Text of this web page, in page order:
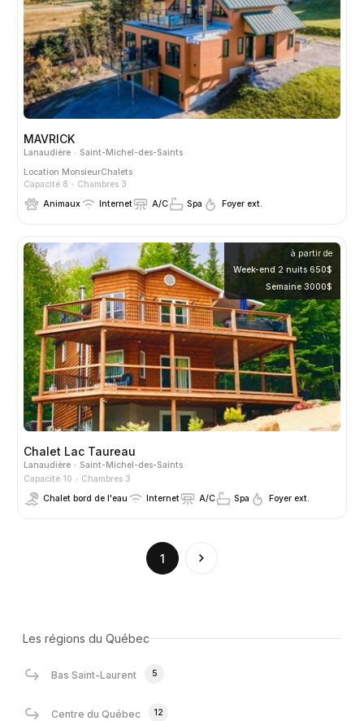
MAVRICK
Lanaudière
Saint-Michel-des-Saints
Location MonsieurChalets
Capacité 8
Chambres 3
Animaux
Internet A/C Spa Foyer ext.
à partir de
Week-end 2 nuits 650$
Semaine 3000$
Chalet Lac Taureau
Lanaudière
Saint-Michel-des-Saints
Capacité 10
Chambres 3
Chalet bord de l'eau
Internet A/C Spa Foyer ext.
1
(current)
Les régions du Québec
Bas Saint-Laurent 5
Centre du Québec 12